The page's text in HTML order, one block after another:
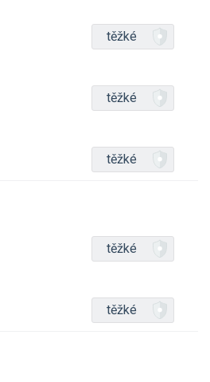
těžké
těžké
těžké
těžké
těžké